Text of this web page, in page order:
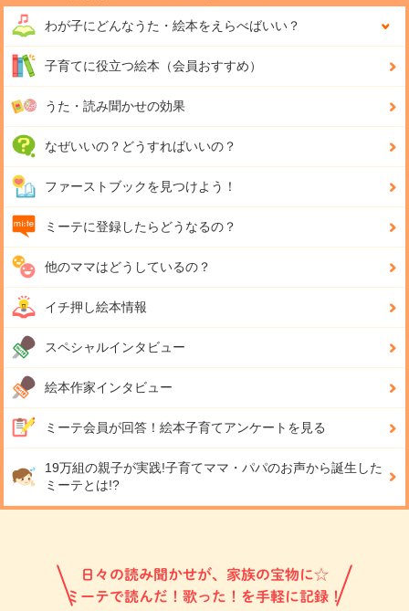
わが子にどんなうた・絵本をえらべばいい？
子育てに役立つ絵本（会員おすすめ）
うた・読み聞かせの効果
なぜいいの？どうすればいいの？
ファーストブックを見つけよう！
ミーテに登録したらどうなるの？
他のママはどうしているの？
イチ押し絵本情報
スペシャルインタビュー
絵本作家インタビュー
ミーテ会員が回答！ 絵本子育てアンケートを見る
19万組の親子が実践!子育てママ・パパのお声から誕生した
ミーテとは!?
日々の読み聞かせが、家族の宝物に☆
ミーテで読んだ！歌った！を手軽に記録！